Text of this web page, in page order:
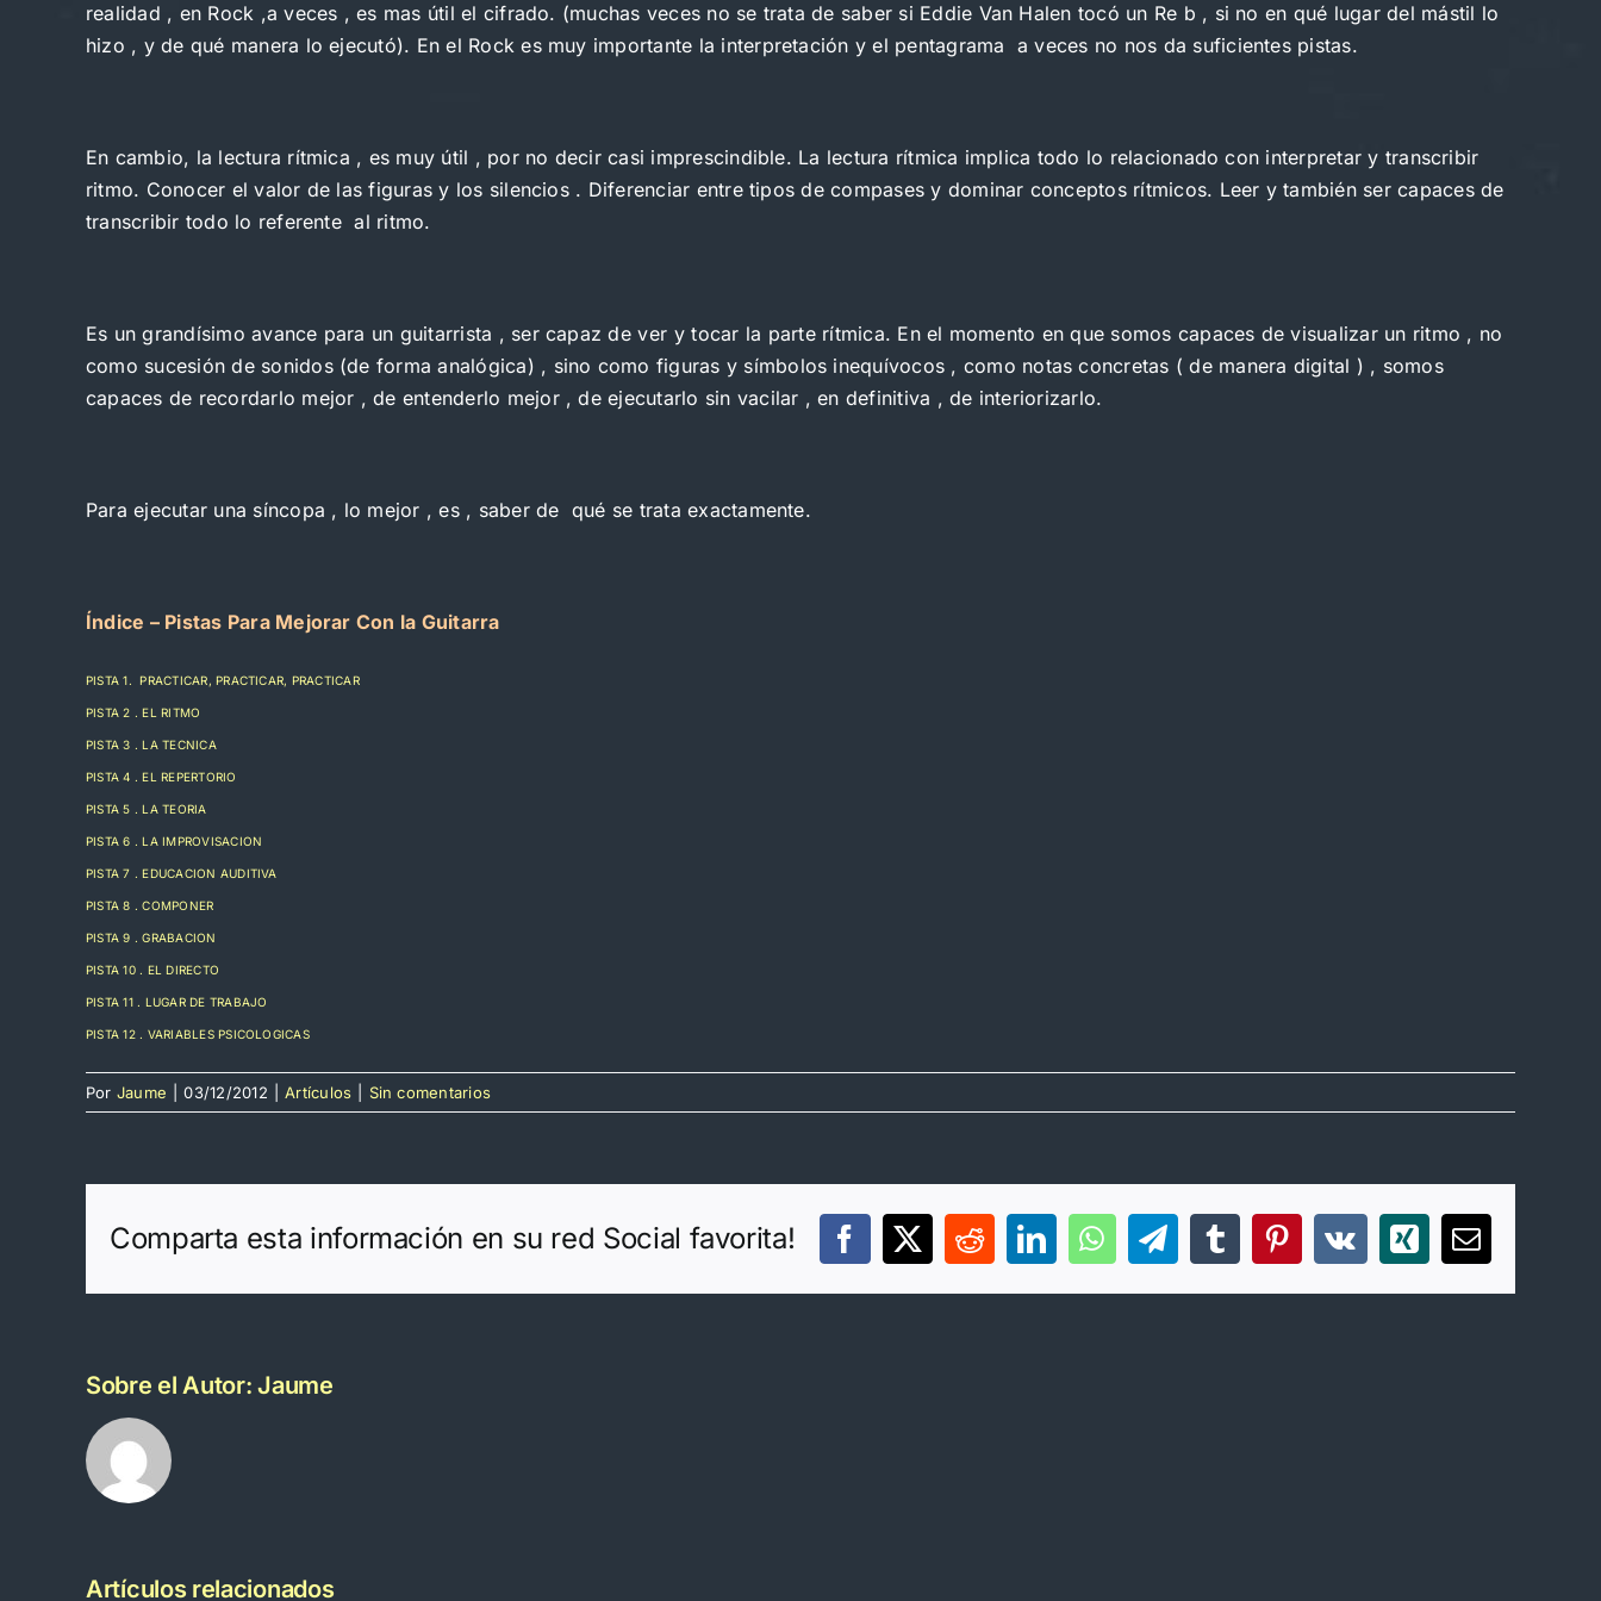
realidad , en Rock ,a veces , es mas útil el cifrado. (muchas veces no se trata de saber si Eddie Van Halen tocó un Re b , si no en qué lugar del mástil lo
hizo , y de qué manera lo ejecutó). En el Rock es muy importante la interpretación y el pentagrama a veces no nos da suficientes pistas.
En cambio, la lectura rítmica , es muy útil , por no decir casi imprescindible. La lectura rítmica implica todo lo relacionado con interpretar y transcribir
ritmo. Conocer el valor de las figuras y los silencios . Diferenciar entre tipos de compases y dominar conceptos rítmicos. Leer y también ser capaces de
transcribir todo lo referente al ritmo.
Es un grandísimo avance para un guitarrista , ser capaz de ver y tocar la parte rítmica. En el momento en que somos capaces de visualizar un ritmo , no
como sucesión de sonidos (de forma analógica) , sino como figuras y símbolos inequívocos , como notas concretas ( de manera digital ) , somos
capaces de recordarlo mejor , de entenderlo mejor , de ejecutarlo sin vacilar , en definitiva , de interiorizarlo.
Para ejecutar una síncopa , lo mejor , es , saber de qué se trata exactamente.
Índice – Pistas Para Mejorar Con la Guitarra
PISTA 1. PRACTICAR, PRACTICAR, PRACTICAR
PISTA 2 . EL RITMO
PISTA 3 . LA TECNICA
PISTA 4 . EL REPERTORIO
PISTA 5 . LA TEORIA
PISTA 6 . LA IMPROVISACION
PISTA 7 . EDUCACION AUDITIVA
PISTA 8 . COMPONER
PISTA 9 . GRABACION
PISTA 10 . EL DIRECTO
PISTA 11 . LUGAR DE TRABAJO
PISTA 12 . VARIABLES PSICOLOGICAS
Por Jaume 03/12/2012 Artículos Sin comentarios
Comparta esta información en su red Social favorita! Facebook
X RedditLinkedInWhatsApp
TelegramTumblrPinterest
Vk XingCorreo
Sobre el Autor:Jaume
Artículos relacionados